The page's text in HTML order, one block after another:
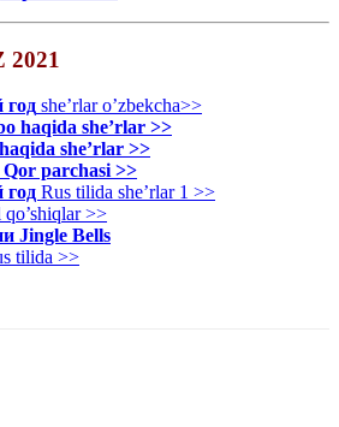
2021
she’rlar o’zbekcha>>
haqida she’rlar >>
she’rlar >>
parchasi >>
год Rus tilida she’rlar 1 >>
>>
Jingle Bells
tilida >>